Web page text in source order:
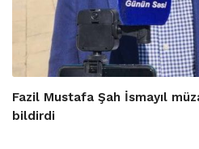
Fazil Mustafa Şah İsmayıl
bildirdi